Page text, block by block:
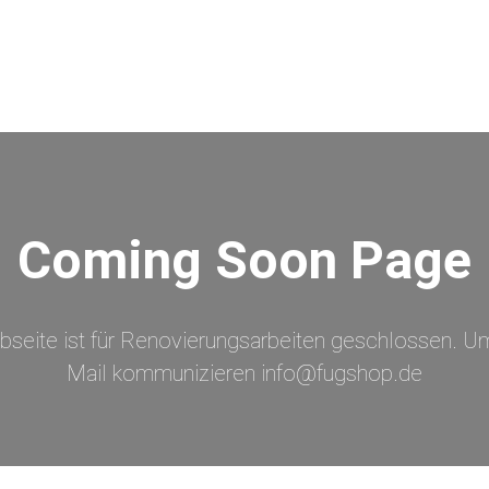
Coming Soon Page
ist für Renovierungsarbeiten geschlossen.
Mail kommunizieren info@fugshop.de